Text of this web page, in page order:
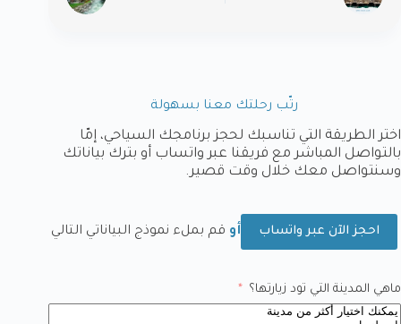
رتّب رحلتك معنا بسهولة
اختر الطريقة التي تناسبك لحجز برنامجك السياحي، إمّا
بالتواصل المباشر مع فريقنا عبر واتساب أو بترك بياناتك
وسنتواصل معك خلال وقت قصير.
احجز الآن عبر واتساب أو قم بملء نموذج البياناتي التالي
ماهي المدينة التي تود زيارتها؟